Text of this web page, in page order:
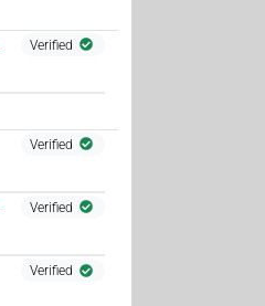
Verified
Verified
Verified
Verified